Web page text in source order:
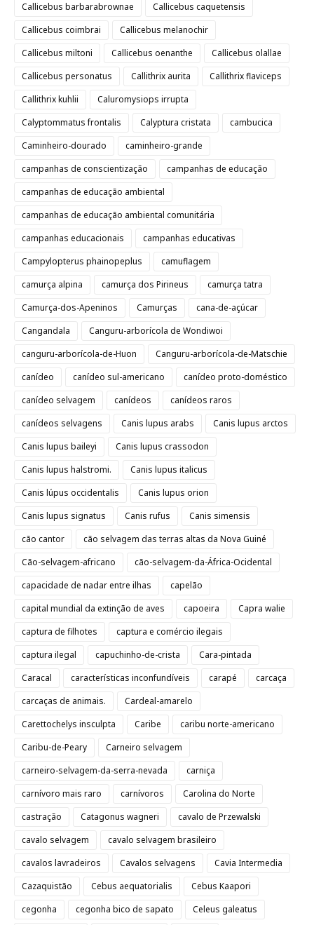
Callicebus barbarabrownae
Callicebus caquetensis
Callicebus coimbrai
Callicebus melanochir
Callicebus miltoni
Callicebus oenanthe
Callicebus olallae
Callicebus personatus
Callithrix aurita
Callithrix flaviceps
Callithrix kuhlii
Caluromysiops irrupta
Calyptommatus frontalis
Calyptura cristata
cambucica
Caminheiro-dourado
caminheiro-grande
campanhas de conscientização
campanhas de educação
campanhas de educação ambiental
campanhas de educação ambiental comunitária
campanhas educacionais
campanhas educativas
Campylopterus phainopeplus
camuflagem
camurça alpina
camurça dos Pirineus
camurça tatra
Camurça-dos-Apeninos
Camurças
cana-de-açúcar
Cangandala
Canguru-arborícola de Wondiwoi
canguru-arborícola-de-Huon
Canguru-arborícola-de-Matschie
canídeo
canídeo sul-americano
canídeo proto-doméstico
canídeo selvagem
canídeos
canídeos raros
canídeos selvagens
Canis lupus arabs
Canis lupus arctos
Canis lupus baileyi
Canis lupus crassodon
Canis lupus halstromi.
Canis lupus italicus
Canis lúpus occidentalis
Canis lupus orion
Canis lupus signatus
Canis rufus
Canis simensis
cão cantor
cão selvagem das terras altas da Nova Guiné
Cão-selvagem-africano
cão-selvagem-da-África-Ocidental
capacidade de nadar entre ilhas
capelão
capital mundial da extinção de aves
capoeira
Capra walie
captura de filhotes
captura e comércio ilegais
captura ilegal
capuchinho-de-crista
Cara-pintada
Caracal
características inconfundíveis carapé
carcaça
carcaças de animais.
Cardeal-amarelo
Carettochelys insculpta
Caribe
caribu norte-americano
Caribu-de-Peary
Carneiro selvagem
carneiro-selvagem-da-serra-nevada
carniça
carnívoro mais raro
carnívoros
Carolina do Norte
castração
Catagonus wagneri
cavalo de Przewalski
cavalo selvagem
cavalo selvagem brasileiro
cavalos lavradeiros
Cavalos selvagens
Cavia Intermedia
Cazaquistão
Cebus aequatorialis
Cebus Kaapori
cegonha
cegonha bico de sapato Celeus galeatus